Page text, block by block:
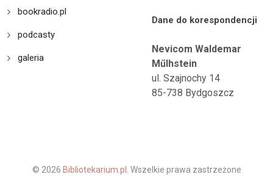
bookradio.pl
podcasty
galeria
Dane do korespondencji
Nevicom Waldemar
Műlhstein
ul. Szajnochy 14
85-738 Bydgoszcz
© 2026 Bibliotekarium.pl. Wszelkie prawa zastrzeżone